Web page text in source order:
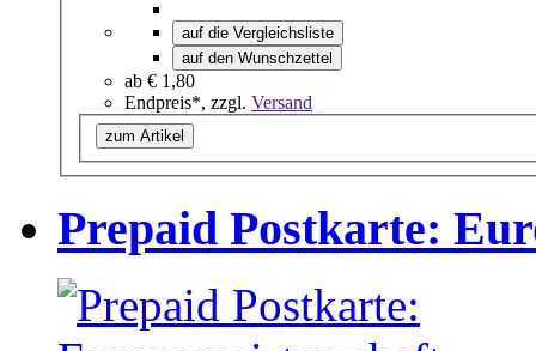
auf die Vergleichsliste
auf den Wunschzettel
ab € 1,80
Endpreis*, zzgl. Versand
zum Artikel
Prepaid Postkarte: